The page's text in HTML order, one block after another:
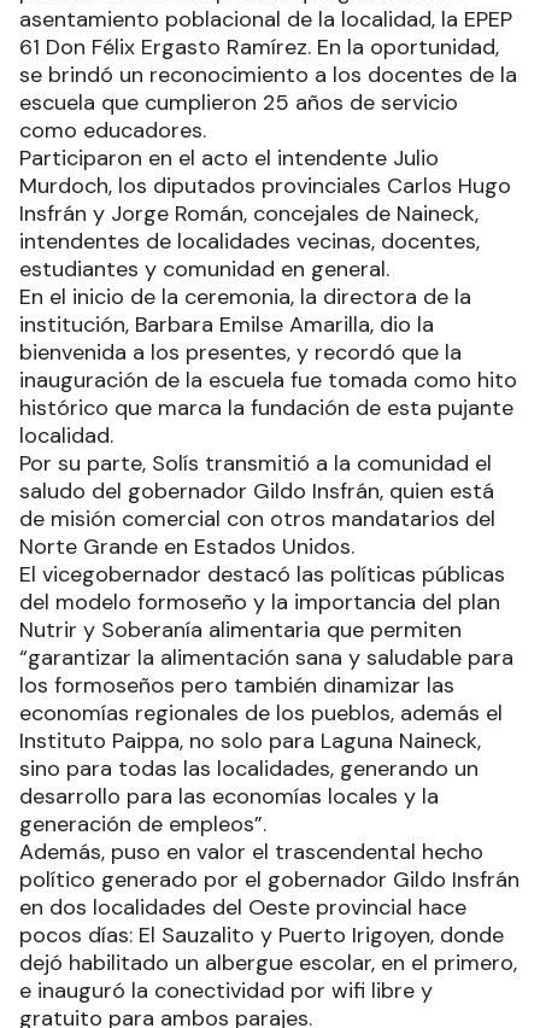
asentamiento poblacional de la localidad, la EPEP
61 Don Félix Ergasto Ramírez. En la oportunidad,
se brindó un reconocimiento a los docentes de la
escuela que cumplieron 25 años de servicio
como educadores.
Participaron en el acto el intendente Julio
Murdoch, los diputados provinciales Carlos Hugo
Insfrán y Jorge Román, concejales de Naineck,
intendentes de localidades vecinas, docentes,
estudiantes y comunidad en general.
En el inicio de la ceremonia, la directora de la
institución, Barbara Emilse Amarilla, dio la
bienvenida a los presentes, y recordó que la
inauguración de la escuela fue tomada como hito
histórico que marca la fundación de esta pujante
localidad.
Por su parte, Solís transmitió a la comunidad el
saludo del gobernador Gildo Insfrán, quien está
de misión comercial con otros mandatarios del
Norte Grande en Estados Unidos.
El vicegobernador destacó las políticas públicas
del modelo formoseño y la importancia del plan
Nutrir y Soberanía alimentaria que permiten
“garantizar la alimentación sana y saludable para
los formoseños pero también dinamizar las
economías regionales de los pueblos, además el
Instituto Paippa, no solo para Laguna Naineck,
sino para todas las localidades, generando un
desarrollo para las economías locales y la
generación de empleos”.
Además, puso en valor el trascendental hecho
político generado por el gobernador Gildo Insfrán
en dos localidades del Oeste provincial hace
pocos días: El Sauzalito y Puerto Irigoyen, donde
dejó habilitado un albergue escolar, en el primero,
e inauguró la conectividad por wifi libre y
gratuito para ambos parajes.